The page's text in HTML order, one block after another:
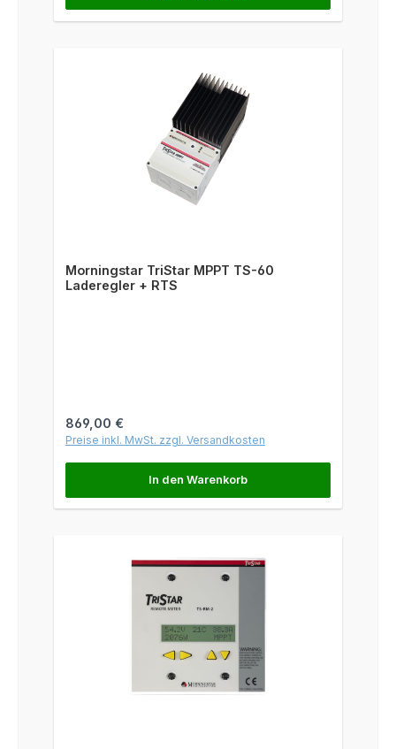
Morningstar TriStar MPPT TS-60
Laderegler + RTS
Regulärer Preis:
869,00 €
Preise inkl. MwSt. zzgl. Versandkosten
In den Warenkorb